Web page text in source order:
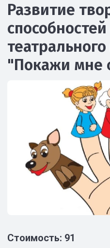
Развитие
театрального
"Покажи мне
Стоимость: 91